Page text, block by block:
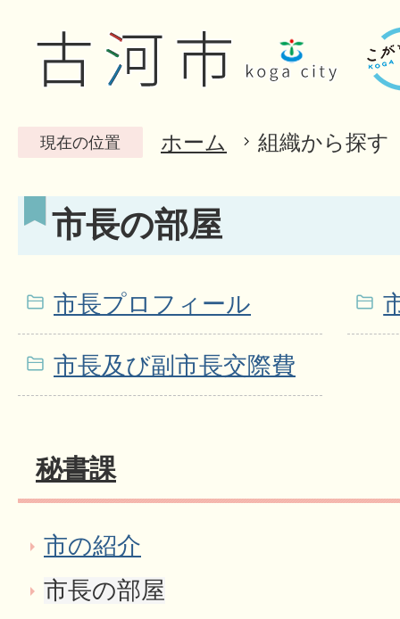
現在の位置 ホーム 組織から探す
市長の部屋
市長プロフィール
市長及び副市長交際費
秘書課
市の紹介
市長の部屋